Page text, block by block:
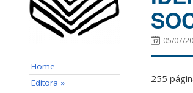
Home
Editora »
05/07/
255